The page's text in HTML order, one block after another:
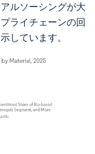
ルソーシングが大
ライチェーンの回
しています。